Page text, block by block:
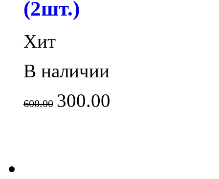
(2шт.)
Хит
В наличии
600.00 300.00